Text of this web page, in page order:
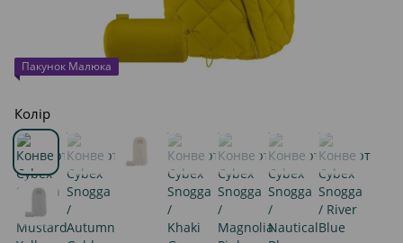
Пакунок Малюка
Колір